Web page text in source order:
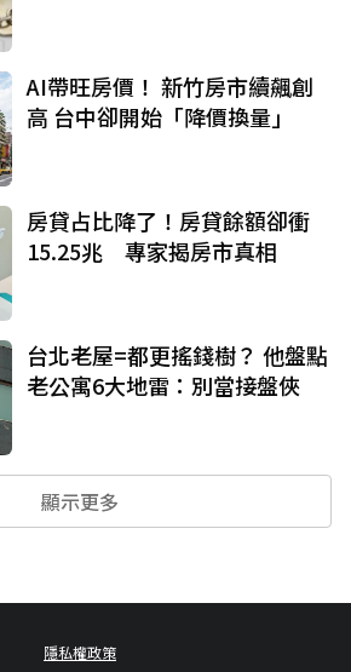
AI帶旺房價！ 新竹房市續飆創
高 台中卻開始「降價換量」
房貸占比降了！房貸餘額卻衝
15.25兆 專家揭房市真相
台北老屋=都更搖錢樹？ 他盤點
老公寓6大地雷：別當接盤俠
顯示更多
隱私權政策